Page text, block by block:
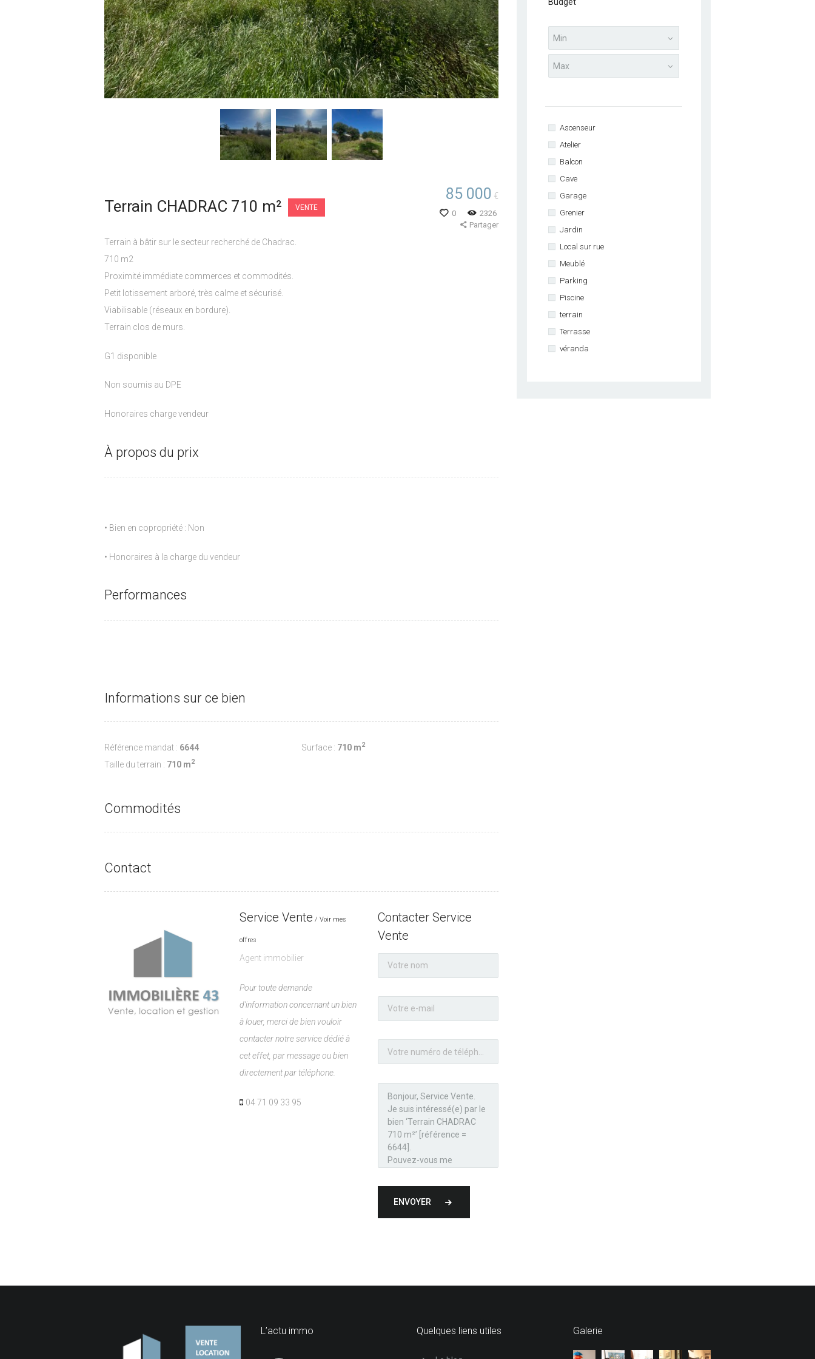
Terrain CHADRAC 710 m² VENTE
85 000 €
2326
0
Partager
Terrain à bâtir sur le secteur recherché de Chadrac.
710 m2
Proximité immédiate commerces et commodités.
Petit lotissement arboré, très calme et sécurisé.
Viabilisable (réseaux en bordure).
Terrain clos de murs.
G1 disponible
Non soumis au DPE
Honoraires charge vendeur
À propos du prix
• Bien en copropriété : Non
• Honoraires à la charge du vendeur
Performances
Informations sur ce bien
Référence mandat : 6644 Surface : 710 m2
Taille du terrain : 710 m2
Commodités
Contact
Service Vente Voir mes
offres
Agent immobilier
Pour toute demande
d'information concernant un bien
à louer, merci de bien vouloir
contacter notre service dédié à
cet effet, par message ou bien
directement par téléphone.
04 71 09 33 95
Contacter Service
Vente
ENVOYER
Ascenseur
Atelier
Balcon
Cave
Garage
Grenier
Jardin
Local sur rue
Meublé
Parking
Piscine
terrain
Terrasse
véranda
L’actu immo Quelques liens utiles Galerie